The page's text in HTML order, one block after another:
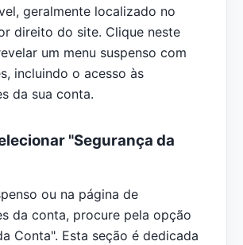
geralmente localizado no
direito do site. Clique neste
um menu suspenso com
incluindo o acesso às
da sua conta.
"Segurança da
ou na página de
da conta, procure pela opção
Conta". Esta seção é dedicada